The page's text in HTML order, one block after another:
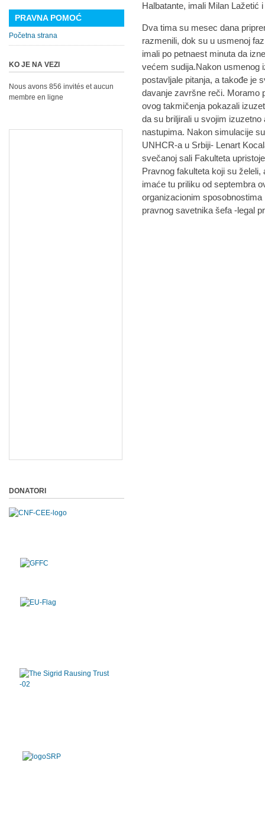
Halbatante, imali Milan Lažetić
Dva tima su mesec dana
razmenili, dok su u usmenoj
imali po petnaest minuta da
većem sudija.Nakon usmenog
postavljale pitanja, a takođe je
davanje završne reči. Moramo
ovog takmičenja pokazali
da su briljirali u svojim
nastupima. Nakon simulacije
UNHCR-a u Srbiji- Lenart
svečanoj sali Fakulteta
Pravnog fakulteta koji su
imaće tu priliku od septembra
organizacionim
pravnog savetnika šefa -legal
PRAVNA POMOĆ
Početna strana
KO JE NA VEZI
Nous avons 856 invités et aucun
membre en ligne
DONATORI